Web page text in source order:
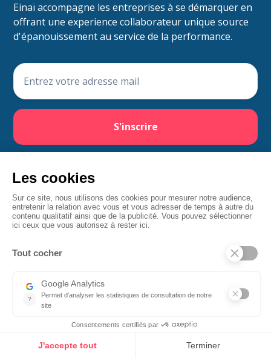
Einaï accompagne les entreprises à se démarquer en
offrant une experience collaborateur unique source
d'épanouissement au service de la performance.
Semaine QVT
Ateliers
Animations
Bien-être
Événements
Aller plus loin